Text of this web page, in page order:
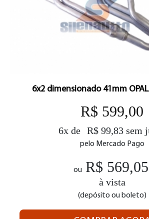
6x2 dimensionado 41mm
R$ 599,00
6x de R$ 99,83 sem
pelo Mercado Pago
ou R$ 569,05
à vista
(depósito ou boleto)